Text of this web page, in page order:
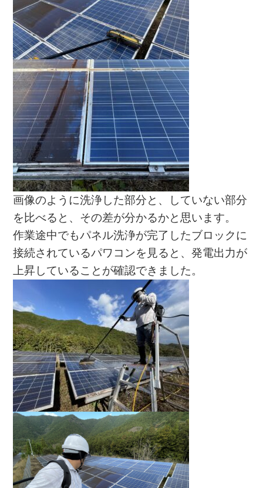
画像のように洗浄した部分と、していない部分
を比べると、その差が分かるかと思います。
作業途中でもパネル洗浄が完了したブロックに
接続されているパワコンを見ると、発電出力が
上昇していることが確認できました。